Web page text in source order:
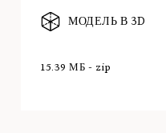
МОДЕЛЬ В 3D
15.39 МБ - zip